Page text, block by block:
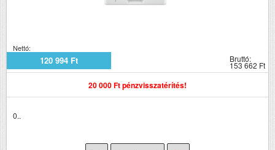
Nettó:
120 994 Ft Bruttó:
153 662 Ft
20 000 Ft pénzvisszatérítés!
0..